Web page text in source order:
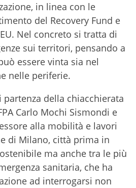
in linea con le
del Recovery Fund e
Nel concreto si tratta di
sui territori, pensando a
essere vinta sia nel
nelle periferie.
della chiacchierata
Carlo Mochi Sismondi e
alla mobilità e lavori
di Milano, città prima in
ma anche tra le più
sanitaria, che ha
ad interrogarsi non